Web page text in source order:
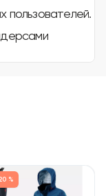
пользователей.
выдерживать
грязи.
%